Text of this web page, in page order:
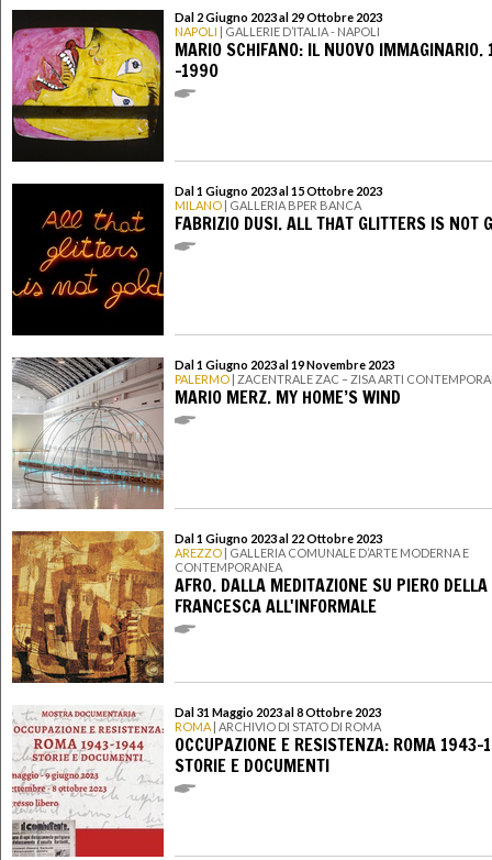
Dal 2 Giugno 2023 al 29 Ottobre 2023
NAPOLI | GALLERIE D’ITALIA - NAPOLI
MARIO SCHIFANO: IL NUOVO
-1990
Dal 1 Giugno 2023 al 15 Ottobre 2023
MILANO | GALLERIA BPER BANCA
FABRIZIO DUSI. ALL THAT GLITTERS IS NOT
Dal 1 Giugno 2023 al 19 Novembre 2023
PALERMO | ZACENTRALE ZAC – ZISA ARTI
MARIO MERZ. MY HOME’S WIND
Dal 1 Giugno 2023 al 22 Ottobre 2023
AREZZO | GALLERIA COMUNALE D’ARTE MODERNA E
CONTEMPORANEA
AFRO. DALLA MEDITAZIONE SU PIERO DELLA
FRANCESCA ALL'INFORMALE
Dal 31 Maggio 2023 al 8 Ottobre 2023
ROMA | ARCHIVIO DI STATO DI ROMA
OCCUPAZIONE E RESISTENZA: ROMA
STORIE E DOCUMENTI